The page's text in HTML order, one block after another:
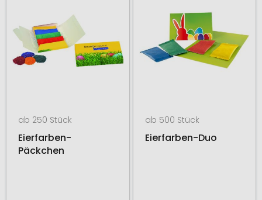
ab 250 Stück
Eierfarben-
Päckchen
ab 500 Stück
Eierfarben-Duo